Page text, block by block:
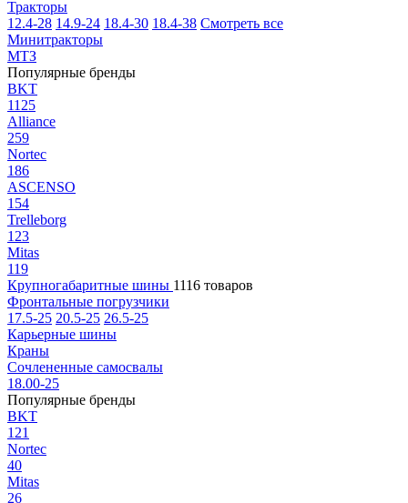
Тракторы
12.4-28 14.9-24 18.4-30 18.4-38 Смотреть все
Минитракторы
МТЗ
Популярные бренды
BKT
1125
Alliance
259
Nortec
186
ASCENSO
154
Trelleborg
123
Mitas
119
Крупногабаритные шины 1116 товаров
Фронтальные погрузчики
17.5-25 20.5-25 26.5-25
Карьерные шины
Краны
Сочлененные самосвалы
18.00-25
Популярные бренды
BKT
121
Nortec
40
Mitas
26